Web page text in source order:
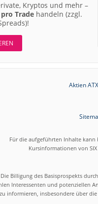
Kryptos und mehr –
Trade handeln (zzgl.
Aktien ATX
Für die aufgeführten Inhalte
Kursinformationen von
Billigung des Basisprospekts
Interessenten und potenziellen
informieren, insbesondere über